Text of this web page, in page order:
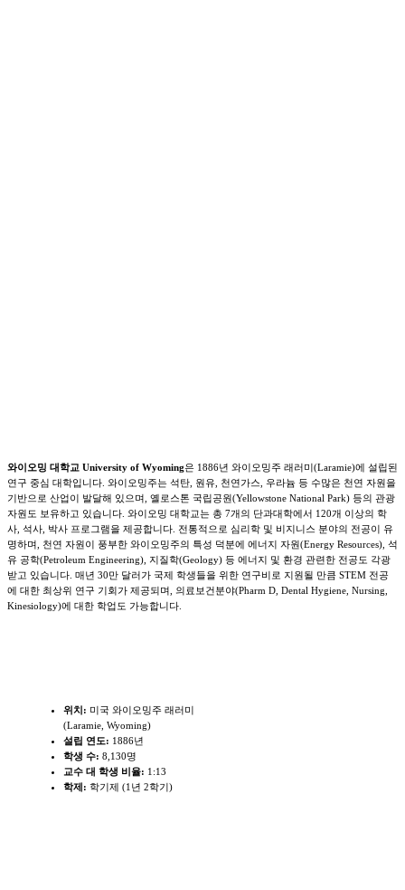
와이오밍 대학교 University of Wyoming은 1886년 와이오밍주 래러미(Laramie)에 설립된
연구 중심 대학입니다. 와이오밍주는 석탄, 원유, 천연가스, 우라늄 등 수많은 천연 자원을
기반으로 산업이 발달해 있으며, 옐로스톤 국립공원(Yellowstone National Park) 등의 관광
자원도 보유하고 있습니다. 와이오밍 대학교는 총 7개의 단과대학에서 120개 이상의 학
사, 석사, 박사 프로그램을 제공합니다. 전통적으로 심리학 및 비지니스 분야의 전공이 유
명하며, 천연 자원이 풍부한 와이오밍주의 특성 덕분에 에너지 자원(Energy Resources), 석
유 공학(Petroleum Engineering), 지질학(Geology) 등 에너지 및 환경 관련한 전공도 각광
받고 있습니다. 매년 30만 달러가 국제 학생들을 위한 연구비로 지원될 만큼 STEM 전공
에 대한 최상위 연구 기회가 제공되며, 의료보건분야(Pharm D, Dental Hygiene, Nursing,
Kinesiology)에 대한 학업도 가능합니다.
위치: 미국 와이오밍주 래러미
(Laramie, Wyoming)
설립 연도: 1886년
학생 수: 8,130명
교수 대 학생 비율: 1:13
학제:학기제 (1년 2학기)